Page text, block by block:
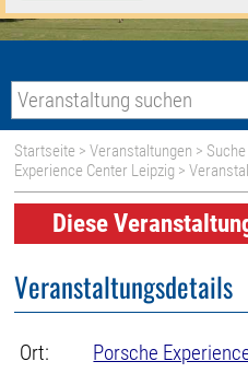
Startseite >Veranstaltungen > Suche
Experience Center Leipzig >
Diese
Veranstaltungsdetails
Ort:
Porsche